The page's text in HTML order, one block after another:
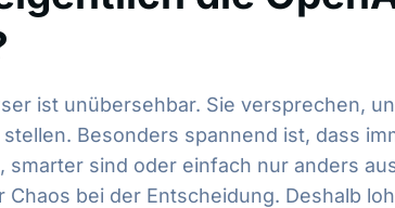
ist unübersehbar. Sie versprechen,
Besonders spannend ist, dass
smarter sind oder einfach nur anders
Chaos bei der Entscheidung. Deshalb